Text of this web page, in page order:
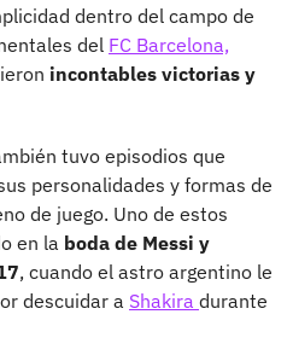
dentro del campo de
del FC Barcelona,
incontables victorias y
tuvo episodios que
personalidades y formas de
de juego. Uno de estos
en la boda de Messi y
, cuando el astro argentino le
descuidar a Shakira durante